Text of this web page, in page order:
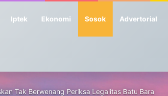
Iptek Ekonomi Sosok Advertorial
Tak Berwenang Periksa Legalitas Batu Bara